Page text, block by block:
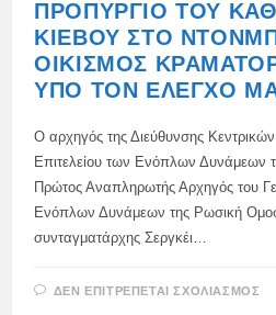
ΠΡΟΠΎΡΓΙΟ ΤΟΥ
ΚΙΈΒΟΥ ΣΤΟ
ΟΙΚΙΣΜΌΣ
ΥΠΌ ΤΟΝ ΈΛΕΓΧΌ
Ο αρχηγός της Διεύθυνσης
Επιτελείου των Ενόπλων Δυνάμεων
Πρώτος Αναπληρωτής Αρχηγός του
Ενόπλων Δυνάμεων της Ρωσική
συνταγματάρχης Σεργκέι…
ΔΕΝ ΕΠΙΤΡΈΠΕΤΑΙ ΣΧΟΛΙΑΣΜΌΣ